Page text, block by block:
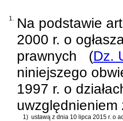
1. Na podstawie
2000 r. o
prawnych
(Dz.
niniejszego
1997 r. o
1) ustawą z dnia 10 lipca 2015 r. o